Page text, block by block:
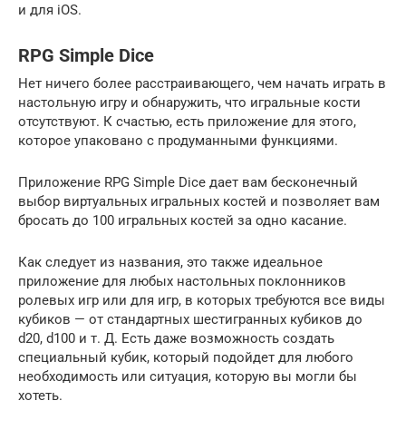
и для iOS.
RPG Simple Dice
Нет ничего более расстраивающего, чем начать играть в
настольную игру и обнаружить, что игральные кости
отсутствуют. К счастью, есть приложение для этого,
которое упаковано с продуманными функциями.
Приложение RPG Simple Dice дает вам бесконечный
выбор виртуальных игральных костей и позволяет вам
бросать до 100 игральных костей за одно касание.
Как следует из названия, это также идеальное
приложение для любых настольных поклонников
ролевых игр или для игр, в которых требуются все виды
кубиков — от стандартных шестигранных кубиков до
d20, d100 и т. Д. Есть даже возможность создать
специальный кубик, который подойдет для любого
необходимость или ситуация, которую вы могли бы
хотеть.